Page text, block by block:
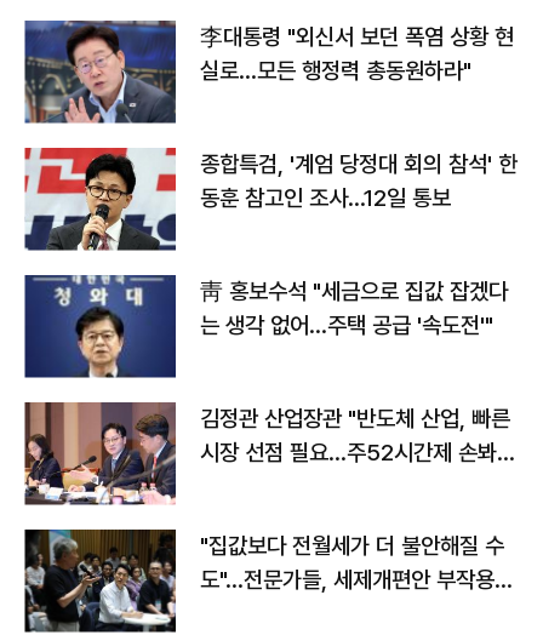
李대통령 "외신서 보던 폭염 상황 현
실로…모든 행정력 총동원하라"
종합특검, '계엄 당정대 회의 참석' 한
동훈 참고인 조사...12일 통보
靑 홍보수석 "세금으로 집값 잡겠다
는 생각 없어…주택 공급 '속도전'"
김정관 산업장관 "반도체 산업, 빠른
시장 선점 필요…주52시간제 손봐
"집값보다 전월세가 더 불안해질 수
도"…전문가들, 세제개편안 부작용